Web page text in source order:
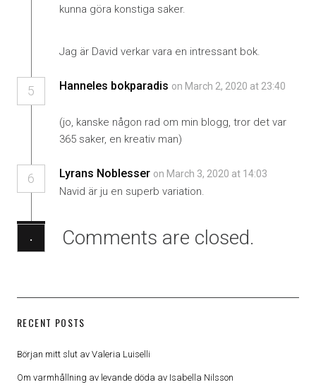
kunna göra konstiga saker.
Jag är David verkar vara en intressant bok.
5 Hanneles bokparadis on March 2, 2020 at 23:40
(jo, kanske någon rad om min blogg, tror det var
365 saker, en kreativ man)
6 Lyrans Noblesser on March 3, 2020 at 14:03
Navid är ju en superb variation.
· Comments are closed.
RECENT POSTS
Början mitt slut av Valeria Luiselli
Om varmhållning av levande döda av Isabella Nilsson